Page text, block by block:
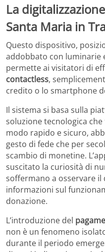
La
Santa Maria in
Questo dispositivo,
addobbato con luminarie
permette ai visitatori di
contactless,
credito o lo smartphone
Il sistema si basa sulla
soluzione tecnologica
modo rapido e sicuro,
gesto di fede che per
scambio di monetine.
suscitato la curiosità di
soffermano a osservare
informazioni sul
donazione.
L’introduzione del
non è un fenomeno
durante il periodo